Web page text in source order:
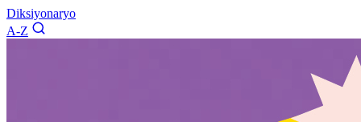
Diksiyonaryo
A-Z